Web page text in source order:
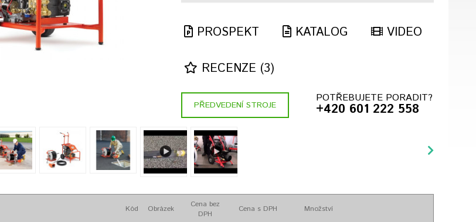
PROSPEKT KATALOG VIDEO
RECENZE (3)
PŘEDVEDENÍ STROJE
POTŘEBUJETE PORADIT?
+420 601 222 558
Kód Obrázek
Cena bez
DPH
Cena s DPH Množství